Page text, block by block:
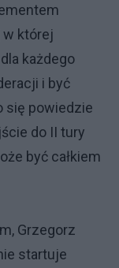
której
każdego
i być
się powiedzie
do II tury
być całkiem
Grzegorz
startuje